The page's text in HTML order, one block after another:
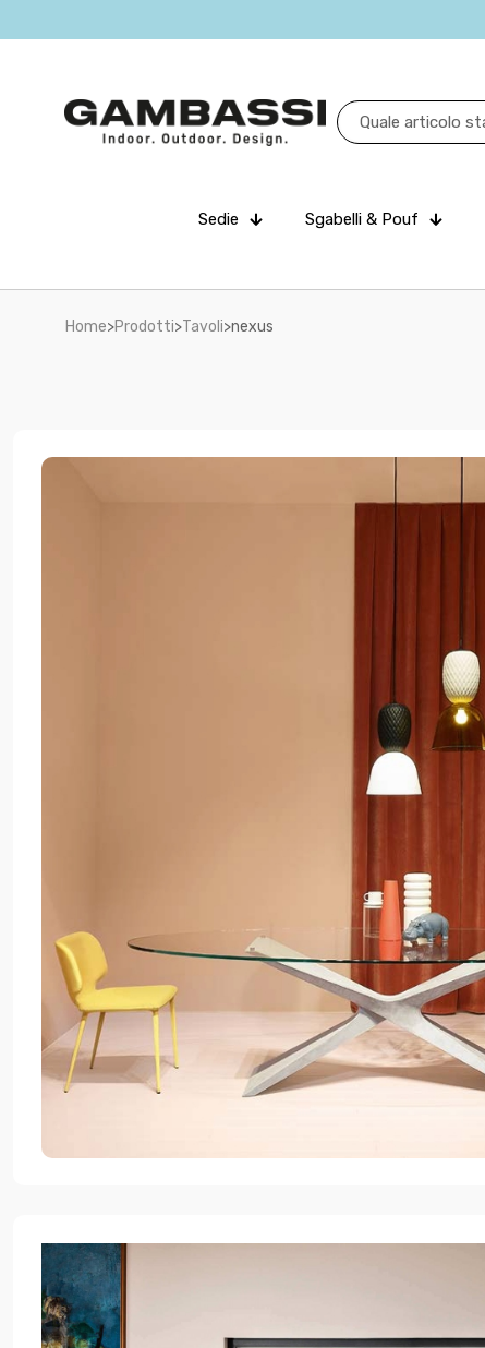
Sedie Sgabelli & Pouf
Home>Prodotti>Tavoli>nexus